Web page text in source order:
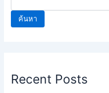
ค้นหา
Recent Posts